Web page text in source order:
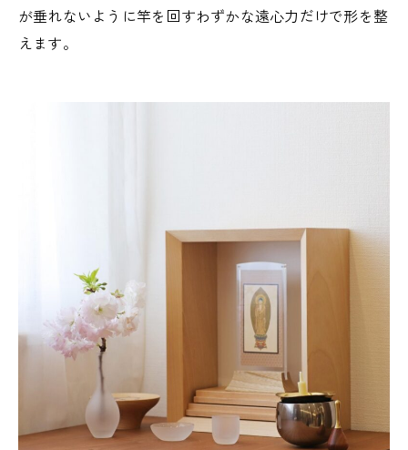
が垂れないように竿を回すわずかな遠心力だけで形を整
えます。